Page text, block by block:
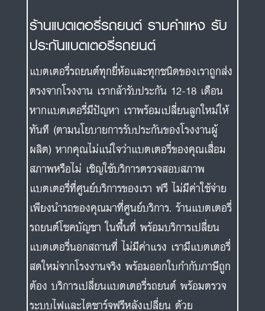
ร้านแบตเตอรี่รถยนต์ รามคำแหง รับ
ประกันแบตเตอรี่รถยนต์
แบตเตอรี่รถยนต์ทุกยี่ห้อและทุกชนิดของเราถูกส่ง
ตรงจากโรงงาน เรากล้ารับประกัน 12-18 เดือน
หากแบตเตอรี่มีปัญหา เราพร้อมเปลี่ยนลูกใหม่ให้
ทันที (ตามนโยบายการรับประกันของโรงงานผู้
ผลิต) หากคุณไม่แน่ใจว่าแบตเตอรี่ของคุณเสื่อม
สภาพหรือไม่ เชิญใช้บริการตรวจสอบสภาพ
แบตเตอรี่ที่ศูนย์บริการของเรา ฟรี ไม่มีค่าใช้จ่าย
เพียงนำรถของคุณมาที่ศูนย์บริการ. ร้านแบตเตอรี่
รถยนต์โชคบัญชา ในพื้นที่ พร้อมบริการเปลี่ยน
แบตเตอรี่นอกสถานที่ ไม่มีค่าแรง เรามีแบตเตอรี่
สดใหม่จากโรงงานจริง พร้อมออกใบกำกับภาษีถูก
ต้อง บริการเปลี่ยนแบตเตอรี่รถยนต์ พร้อมตรวจ
ระบบไฟและไดชาร์จฟรีหลังเปลี่ยน ด้วย